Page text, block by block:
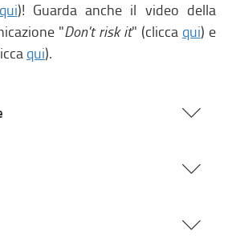
qui)! Guarda anche il video della
"Don't risk it" (clicca qui) e
qui).